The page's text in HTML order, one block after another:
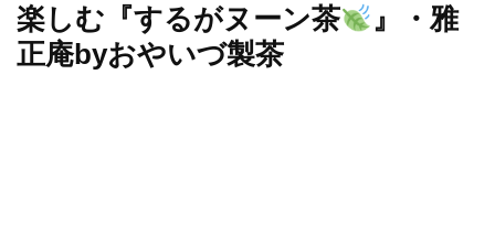
楽しむ『するがヌーン茶
』・雅
正庵byおやいづ製茶